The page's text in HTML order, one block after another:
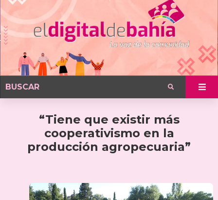
“Tiene que existir más
cooperativismo en la
producción agropecuaria”